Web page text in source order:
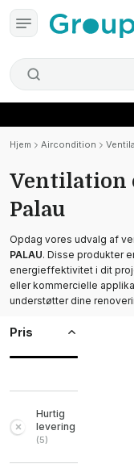
Hjem Aircondition
Ventilation
Palau
Opdag vores udvalg af
PALAU. Disse produkter
energieffektivitet i dit
eller kommercielle
understøtter dine
Pris
Hurtig
levering
(5)